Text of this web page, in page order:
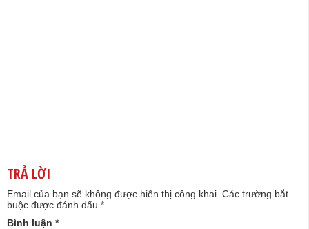
TRẢ LỜI
Email của bạn sẽ không được hiển thị công khai. Các trường bắt
buộc được đánh dấu *
Bình luận *